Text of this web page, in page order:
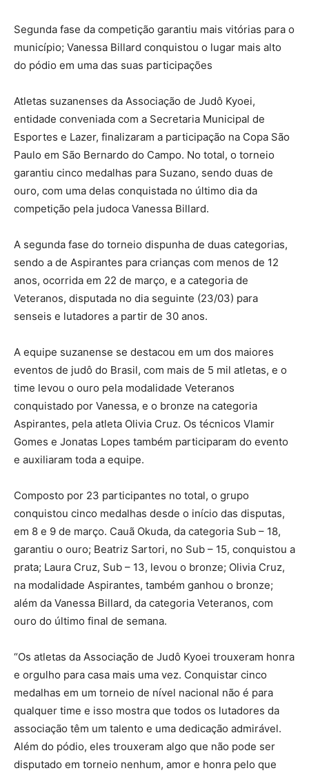
Segunda fase da competição garantiu mais vitórias para o
município; Vanessa Billard conquistou o lugar mais alto
do pódio em uma das suas participações
Atletas suzanenses da Associação de Judô Kyoei,
entidade conveniada com a Secretaria Municipal de
Esportes e Lazer, finalizaram a participação na Copa São
Paulo em São Bernardo do Campo. No total, o torneio
garantiu cinco medalhas para Suzano, sendo duas de
ouro, com uma delas conquistada no último dia da
competição pela judoca Vanessa Billard.
A segunda fase do torneio dispunha de duas categorias,
sendo a de Aspirantes para crianças com menos de 12
anos, ocorrida em 22 de março, e a categoria de
Veteranos, disputada no dia seguinte (23/03) para
senseis e lutadores a partir de 30 anos.
A equipe suzanense se destacou em um dos maiores
eventos de judô do Brasil, com mais de 5 mil atletas, e o
time levou o ouro pela modalidade Veteranos
conquistado por Vanessa, e o bronze na categoria
Aspirantes, pela atleta Olivia Cruz. Os técnicos Vlamir
Gomes e Jonatas Lopes também participaram do evento
e auxiliaram toda a equipe.
Composto por 23 participantes no total, o grupo
conquistou cinco medalhas desde o início das disputas,
em 8 e 9 de março. Cauã Okuda, da categoria Sub – 18,
garantiu o ouro; Beatriz Sartori, no Sub – 15, conquistou a
prata; Laura Cruz, Sub – 13, levou o bronze; Olivia Cruz,
na modalidade Aspirantes, também ganhou o bronze;
além da Vanessa Billard, da categoria Veteranos, com
ouro do último final de semana.
“Os atletas da Associação de Judô Kyoei trouxeram honra
e orgulho para casa mais uma vez. Conquistar cinco
medalhas em um torneio de nível nacional não é para
qualquer time e isso mostra que todos os lutadores da
associação têm um talento e uma dedicação admirável.
Além do pódio, eles trouxeram algo que não pode ser
disputado em torneio nenhum, amor e honra pelo que